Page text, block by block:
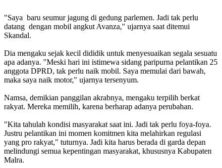
"Saya baru seumur jagung di gedung parlemen. Jadi tak perlu
datang dengan mobil angkut Avanza," ujarnya saat ditemui
Skandal.
Dia mengaku sejak kecil dididik untuk menyesuaikan segala sesuatu
apa adanya. "Meski hari ini istimewa sidang paripurna pelantikan 25
anggota DPRD, tak perlu naik mobil. Saya memulai dari bawah,
maka saya naik motor," ujarnya tersenyum.
Namsa, demikian panggilan akrabnya, mengaku terpilih berkat
rakyat. Mereka memilih, karena berharap adanya perubahan.
"Kita tahulah kondisi masyarakat saat ini. Jadi tak perlu foya-foya.
Justru pelantikan ini momen komitmen kita melahirkan regulasi
yang pro rakyat," tuturnya. Jadi kita harus berada di garda depan
melindungi semua kepentingan masyarakat, khususnya Kabupaten
Malra.